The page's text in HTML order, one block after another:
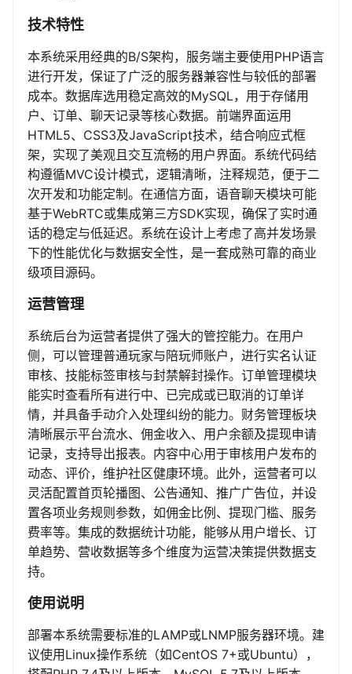
技术特性
本系统采用经典的B/S架构，服务端主要使用PHP语言
进行开发，保证了广泛的服务器兼容性与较低的部署
成本。数据库选用稳定高效的MySQL，用于存储用
户、订单、聊天记录等核心数据。前端界面运用
HTML5、CSS3及JavaScript技术，结合响应式框
架，实现了美观且交互流畅的用户界面。系统代码结
构遵循MVC设计模式，逻辑清晰，注释规范，便于二
次开发和功能定制。在通信方面，语音聊天模块可能
基于WebRTC或集成第三方SDK实现，确保了实时通
话的稳定与低延迟。系统在设计上考虑了高并发场景
下的性能优化与数据安全性，是一套成熟可靠的商业
级项目源码。
运营管理
系统后台为运营者提供了强大的管控能力。在用户
侧，可以管理普通玩家与陪玩师账户，进行实名认证
审核、技能标签审核与封禁解封操作。订单管理模块
能实时查看所有进行中、已完成或已取消的订单详
情，并具备手动介入处理纠纷的能力。财务管理板块
清晰展示平台流水、佣金收入、用户余额及提现申请
记录，支持导出报表。内容中心用于审核用户发布的
动态、评价，维护社区健康环境。此外，运营者可以
灵活配置首页轮播图、公告通知、推广广告位，并设
置各项业务规则参数，如佣金比例、提现门槛、服务
费率等。集成的数据统计功能，能够从用户增长、订
单趋势、营收数据等多个维度为运营决策提供数据支
持。
使用说明
部署本系统需要标准的LAMP或LNMP服务器环境。建
议使用Linux操作系统（如CentOS 7+或Ubuntu），